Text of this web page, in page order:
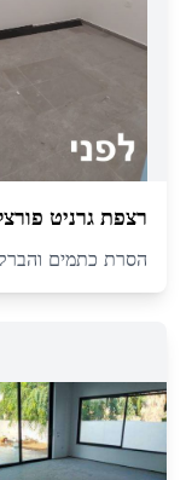
רצפת גרניט
הסרת כתמים